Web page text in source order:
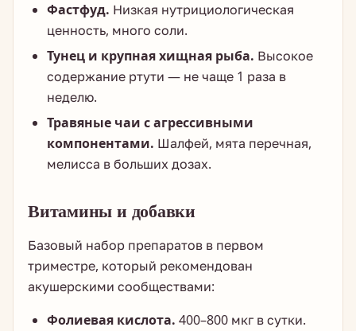
Фастфуд. Низкая нутрициологическая
ценность, много соли.
Тунец и крупная хищная рыба. Высокое
содержание ртути — не чаще 1 раза в
неделю.
Травяные чаи с агрессивными
компонентами. Шалфей, мята перечная,
мелисса в больших дозах.
Витамины и добавки
Базовый набор препаратов в первом
триместре, который рекомендован
акушерскими сообществами:
Фолиевая кислота. 400–800 мкг в сутки.